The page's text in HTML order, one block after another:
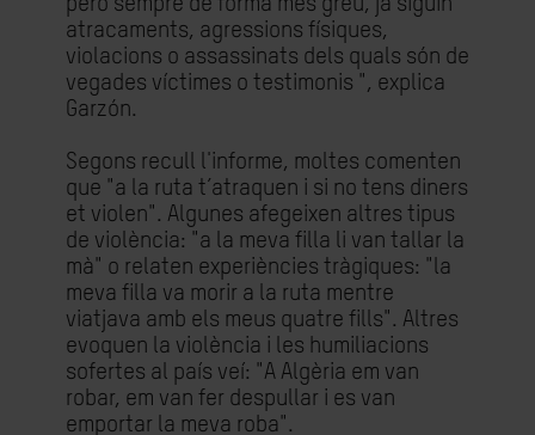
atracaments, agressions físiques,
violacions o assassinats dels quals són de
vegades víctimes o testimonis ", explica
Garzón.
Segons recull l'informe, moltes comenten
que "a la ruta t’atraquen i si no tens diners
et violen". Algunes afegeixen altres tipus
de violència: "a la meva filla li van tallar la
mà" o relaten experiències tràgiques: "la
meva filla va morir a la ruta mentre
viatjava amb els meus quatre fills". Altres
evoquen la violència i les humiliacions
sofertes al país veí: "A Algèria em van
robar, em van fer despullar i es van
emportar la meva roba".